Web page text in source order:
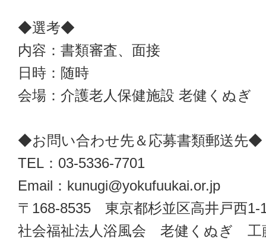
◆選考◆
内容：書類審査、面接
日時：随時
会場：介護老人保健施設 老健くぬぎ
◆お問い合わせ先＆応募書類郵送先◆
TEL：03-5336-7701
Email：kunugi@yokufuukai.or.jp
〒168-8535 東京都杉並区高井戸西1-
社会福祉法人浴風会 老健くぬぎ 工